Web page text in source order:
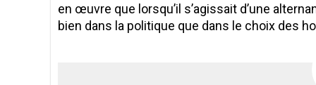
en œuvre que lorsqu’il s’agissait d’une
bien dans la politique que dans le choix des